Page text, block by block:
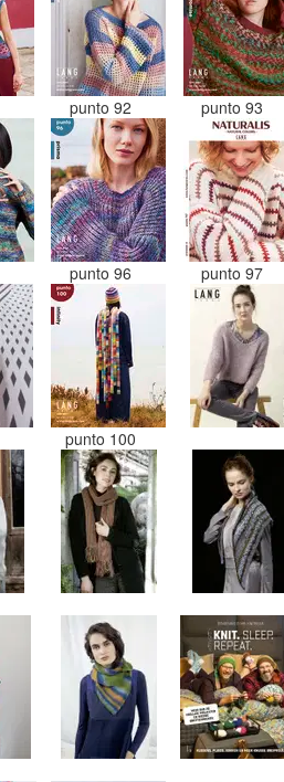
punto 92 punto 93
punto 96 punto 97
punto 100